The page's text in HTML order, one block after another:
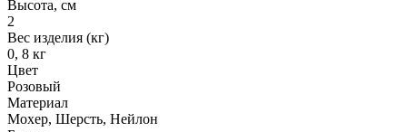
Высота, см
2
Вес изделия (кг)
0, 8 кг
Цвет
Розовый
Материал
Мохер, Шерсть, Нейлон